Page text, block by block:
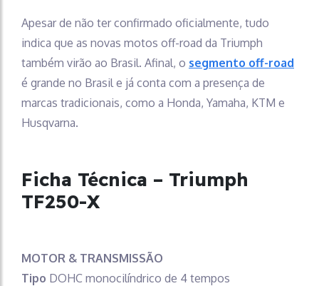
Apesar de não ter confirmado oficialmente, tudo
indica que as novas motos off-road da Triumph
também virão ao Brasil. Afinal, o segmento off-road
é grande no Brasil e já conta com a presença de
marcas tradicionais, como a Honda, Yamaha, KTM e
Husqvarna.
Ficha Técnica – Triumph
TF250-X
MOTOR & TRANSMISSÃO
Tipo DOHC monocilíndrico de 4 tempos